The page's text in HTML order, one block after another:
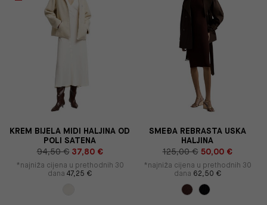
KREM BIJELA MIDI HALJINA OD
POLI SATENA
94,50 € 37,80 €
*najniža cijena u prethodnih 30
dana 47,25 €
SMEĐA REBRASTA USKA
HALJINA
125,00 € 50,00 €
*najniža cijena u prethodnih 30
dana 62,50 €